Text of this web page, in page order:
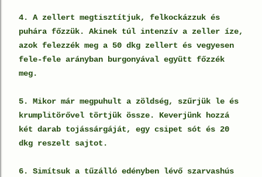
4. A zellert megtisztítjuk, felkockázzuk és
puhára főzzük. Akinek túl intenzív a zeller íze,
azok felezzék meg a 50 dkg zellert és vegyesen
fele-fele arányban burgonyával együtt főzzék
meg.
5. Mikor már megpuhult a zöldség, szűrjük le és
krumplitörővel törtjük össze. Keverjünk hozzá
két darab tojássárgáját, egy csipet sót és 20
dkg reszelt sajtot.
6. Simítsuk a tűzálló edényben lévő szarvashús